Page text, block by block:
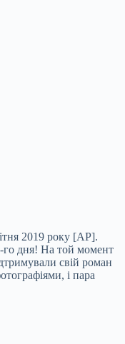
2019 року [AP].
го дня! На той момент
свій роман
і пара